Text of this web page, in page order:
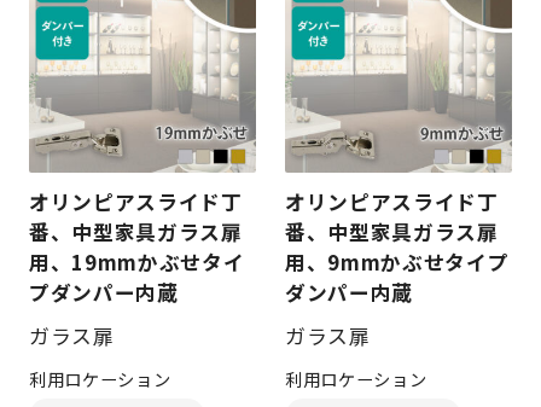
オリンピアスライド丁
番、中型家具ガラス扉
用、19mmかぶせタイ
プダンパー内蔵
ガラス扉
利用ロケーション
オリンピアスライド丁
番、中型家具ガラス扉
用、9mmかぶせタイプ
ダンパー内蔵
ガラス扉
利用ロケーション